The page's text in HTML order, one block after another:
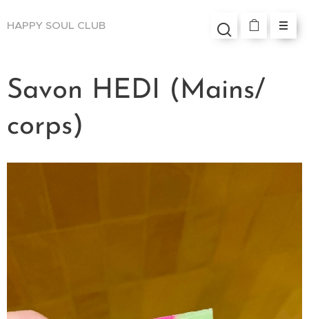
HAPPY SOUL CLUB
Savon HEDI (Mains/
corps)